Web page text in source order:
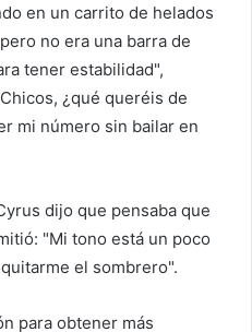
en un carrito de helados
no era una barra de
tener estabilidad",
¿qué queréis de
mi número sin bailar en
dijo que pensaba que
"Mi tono está un poco
el sombrero".
para obtener más